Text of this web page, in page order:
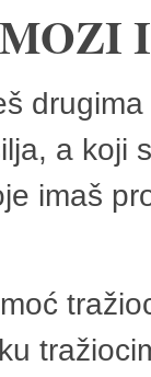
a koji
imaš